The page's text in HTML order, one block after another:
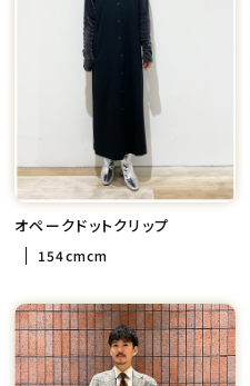
オペークドットクリップ
154cmcm